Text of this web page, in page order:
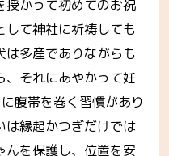
授かって初めてのお祝
して神社に祈祷しても
は多産でありながらも
、それにあやかって妊
腹帯を巻く習慣があり
は縁起かつぎだけでは
んを保護し、位置を安